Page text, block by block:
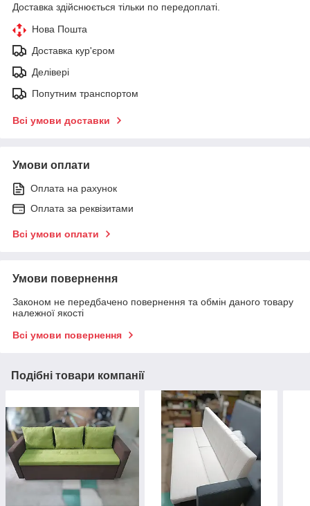
Доставка здійснюється тільки по передоплаті.
Нова Пошта
Доставка кур'єром
Делівері
Попутним транспортом
Всі умови доставки
Умови оплати
Оплата на рахунок
Оплата за реквізитами
Всі умови оплати
Умови повернення
Законом не передбачено повернення та обмін даного товару
належної якості
Всі умови повернення
Подібні товари компанії